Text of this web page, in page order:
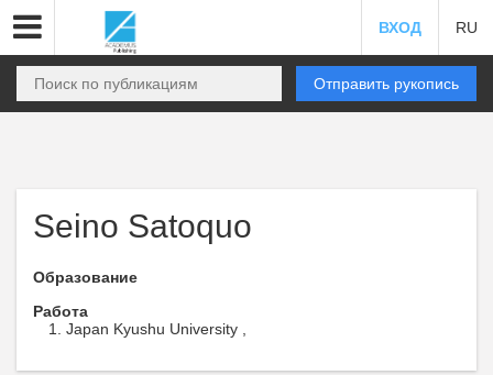
ВХОД RU
Отправить рукопись
Seino Satoquo
Образование
Работа
Japan Kyushu University ,